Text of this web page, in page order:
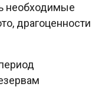
необходимые
драгоценности